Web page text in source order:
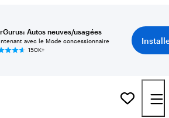
Autos neuves/usagées
avec le Mode concessionnaire
150K+